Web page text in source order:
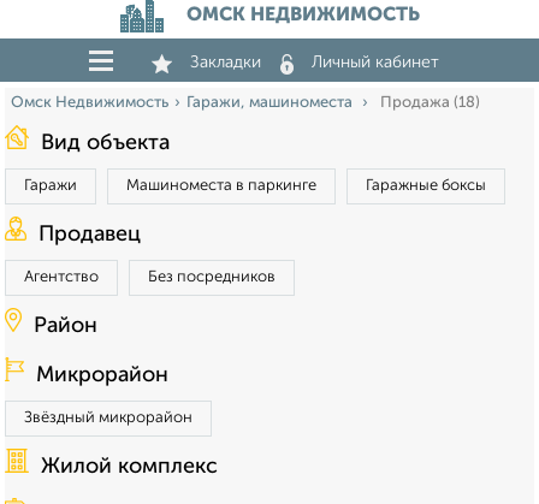
ОМСК НЕДВИЖИМОСТЬ
Закладки Личный кабинет
Омск Недвижимость Гаражи, машиноместа Продажа (18)
Вид объекта
Гаражи Машиноместа в паркинге Гаражные боксы
Продавец
Агентство Без посредников
Район
Микрорайон
Звёздный микрорайон
Жилой комплекс